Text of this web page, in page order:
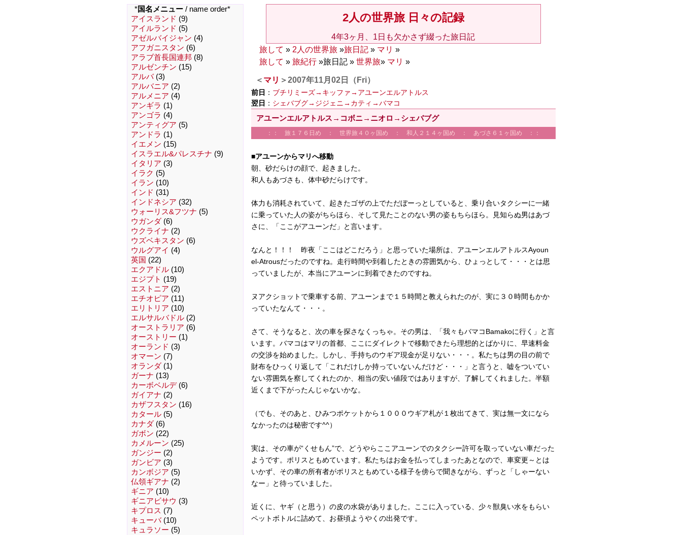
*国名メニュー / name order*
アイスランド (9)
アイルランド (5)
アゼルバイジャン (4)
アフガニスタン (6)
アラブ首長国連邦 (8)
アルゼンチン (15)
アルバ(3)
アルバニア (2)
アルメニア (4)
アンギラ (1)
アンゴラ (4)
アンティグア (5)
アンドラ (1)
イエメン (15)
イスラエル&パレスチナ (9)
イタリア (3)
イラク (5)
イラン (10)
インド (31)
インドネシア (32)
ウォーリス&フツナ (5)
ウガンダ(6)
ウクライナ (2)
ウズベキスタン (6)
ウルグアイ (4)
英国 (22)
エクアドル(10)
エジプト (19)
エストニア (2)
エチオピア (11)
エリトリア (10)
エルサルバドル(2)
オーストラリア (6)
オーストリー (1)
オーランド (3)
オマーン (7)
オランダ(1)
ガーナ (13)
カーボベルデ(6)
ガイアナ (2)
カザフスタン (16)
カタール(5)
カナダ(6)
ガボン (22)
カメルーン (25)
ガンジー (2)
ガンビア (3)
カンボジア (5)
仏領ギアナ (2)
ギニア (10)
ギニアビサウ (3)
キプロス (7)
キューバ(10)
キュラソー (5)
2人の世界旅 日々の記録
4年3ヶ月、1日も欠かさず綴った旅日記
旅して » 2人の世界旅 »旅日記» マリ »
旅して » 旅紀行»旅日記 » 世界旅» マリ »
＜ マリ ＞2007年11月02日（Fri）
前日 ： ブチリミーズ→キッファ→アユーンエルアトルス
翌日 ： シェバブグ→ジジェニ→カティ→バマコ
アユーンエルアトルス→コボニ→ニオロ→シェバブグ
：： 旅１７６日め ： 世界旅４０ヶ国め ： 和人２１４ヶ国め ： あづさ６１ヶ国め ：：
■アユーンからマリへ移動
朝、砂だらけの顔で、起きました。
和人もあづさも、体中砂だらけです。
体力も消耗されていて、起きたゴザの上でただぼーっとしていると、乗り合いタクシーに一緒
に乗っていた人の姿がちらほら、そして見たことのない男の姿もちらほら。見知らぬ男はあづ
さに、「ここがアユーンだ」と言います。
なんと！！！ 昨夜「ここはどこだろう」と思っていた場所は、アユーンエルアトルスAyoun
el-Atrousだったのですね。走行時間や到着したときの雰囲気から、ひょっとして・・・とは思
っていましたが、本当にアユーンに到着できたのですね。
ヌアクショットで乗車する前、アユーンまで１５時間と教えられたのが、実に３０時間もかか
っていたなんて・・・。
さて、そうなると、次の車を探さなくっちゃ。その男は、「我々もバマコBamakoに行く」と言
います。バマコはマリの首都、ここにダイレクトで移動できたら理想的とばかりに、早速料金
の交渉を始めました。しかし、手持ちのウギア現金が足りない・・・。私たちは男の目の前で
財布をひっくり返して「これだけしか持っていないんだけど・・・」と言うと、嘘をついてい
ない雰囲気を察してくれたのか、相当の安い値段ではありますが、了解してくれました。半額
近くまで下がったんじゃないかな。
（でも、そのあと、ひみつポケットから１０００ウギア札が１枚出てきて、実は無一文になら
なかったのは秘密です^^）
実は、その車が“くせもん”で、どうやらここアユーンでのタクシー許可を取っていない車だった
ようです。ポリスともめています。私たちはお金を払ってしまったあとなので、車変更～とは
いかず、その車の所有者がポリスともめている様子を傍らで聞きながら、ずっと「しゃーない
なー」と待っていました。
近くに、ヤギ（と思う）の皮の水袋がありました。ここに入っている、少々獣臭い水をもらい
ペットボトルに詰めて、お昼頃ようやくの出発です。